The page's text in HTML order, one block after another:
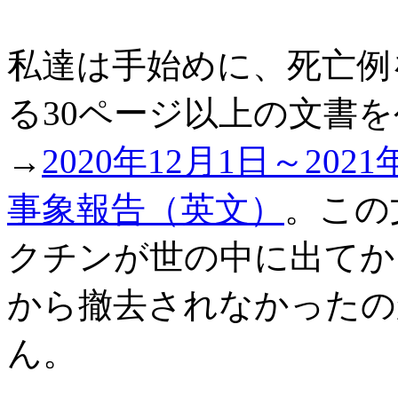
私達は手始めに、死亡
る30ページ以上の文書
→ 2020年12月1日～
事象報告（英文） 。こ
クチンが世の中に出て
から撤去されなかった
ん。